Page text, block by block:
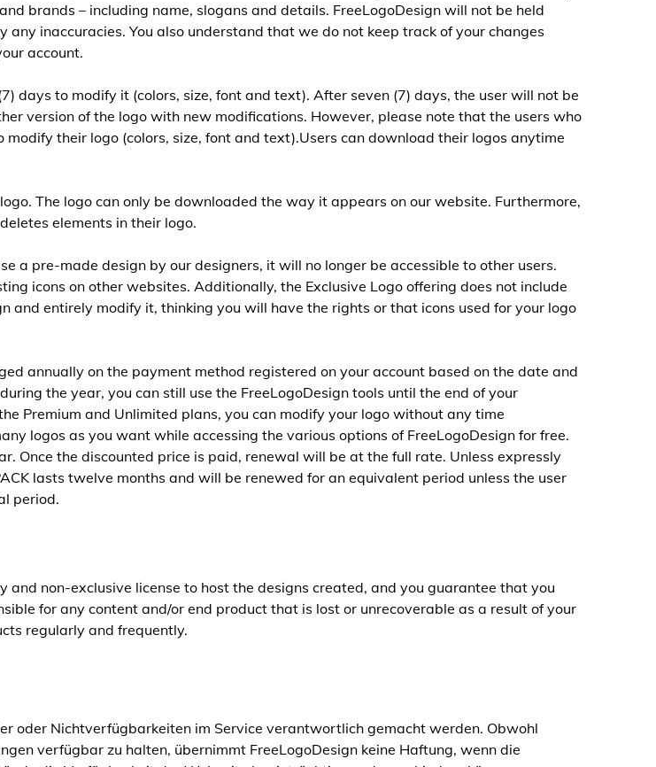
brands – including name, slogans and details. FreeLogoDesign will not be held
inaccuracies. You also understand that we do not keep track of your changes
account.
days to modify it (colors, size, font and text). After seven (7) days, the user will not be
version of the logo with new modifications. However, please note that the users who
their logo (colors, size, font and text).Users can download their logos anytime
The logo can only be downloaded the way it appears on our website. Furthermore,
elements in their logo.
a pre-made design by our designers, it will no longer be accessible to other users.
icons on other websites. Additionally, the Exclusive Logo offering does not include
and entirely modify it, thinking you will have the rights or that icons used for your logo
annually on the payment method registered on your account based on the date and
the year, you can still use the FreeLogoDesign tools until the end of your
Premium and Unlimited plans, you can modify your logo without any time
logos as you want while accessing the various options of FreeLogoDesign for free.
Once the discounted price is paid, renewal will be at the full rate. Unless expressly
lasts twelve months and will be renewed for an equivalent period unless the user
period.
non-exclusive license to host the designs created, and you guarantee that you
for any content and/or end product that is lost or unrecoverable as a result of your
regularly and frequently.
oder Nichtverfügbarkeiten im Service verantwortlich gemacht werden. Obwohl
verfügbar zu halten, übernimmt FreeLogoDesign keine Haftung, wenn die